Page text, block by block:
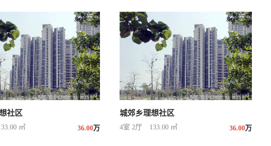
社区
㎡ 36.00万
城郊乡理想社区
4室 2厅 133.00 ㎡ 36.00万